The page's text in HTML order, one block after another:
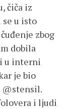
čiča iz
u isto
zbog
dobila
u interni
je bio
@stensil.
i ljudi